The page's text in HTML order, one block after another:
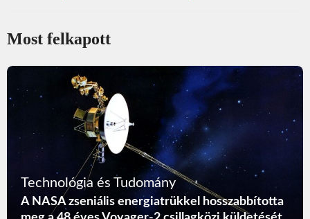
Most felkapott
Technológia és Tudomány
A NASA zseniális energiatrükkel hosszabbította